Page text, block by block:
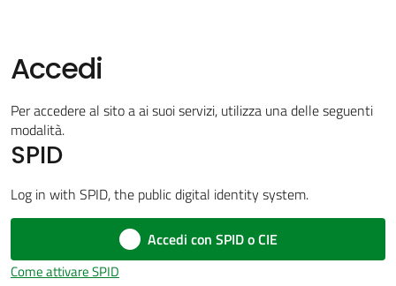
Vivere
l'Unione
Menu selezionato
Amministrazione
Accedi
Per accedere al sito a ai suoi servizi, utilizza una delle seguenti
modalità.
SPID
Log in with SPID, the public digital identity system.
Accedi con SPID o CIE
Come attivare SPID